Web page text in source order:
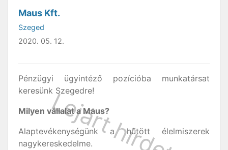
Maus Kft.
Szeged
2020. 05. 12.
Pénzügyi ügyintéző pozícióba munkatársat
keresünk Szegedre!
Milyen vállalat a Maus?
Alaptevékenységünk a hűtött élelmiszerek
nagykereskedelme.